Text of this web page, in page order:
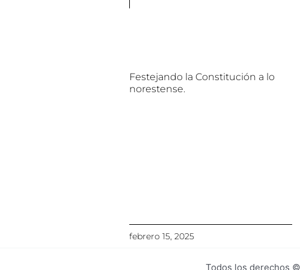
Festejando la Constitución a lo
norestense.
febrero 15, 2025
Todos los derechos